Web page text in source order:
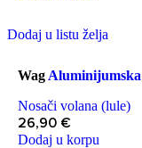
Dodaj u listu želja
Wag Aluminijumska
Nosači volana (lule)
26,90 €
Dodaj u korpu